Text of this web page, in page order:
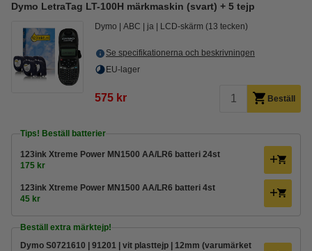
Dymo LetraTag LT-100H märkmaskin (svart) + 5 tejp
Dymo ABC ja LCD-skärm (13 tecken)
Se specifikationerna och beskrivningen
EU-lager
575 kr Beställ
Tips! Beställ batterier
123ink Xtreme Power MN1500 AA/LR6 batteri 24st
175 kr
123ink Xtreme Power MN1500 AA/LR6 batteri 4st
45 kr
Beställ extra märktejp!
Dymo S0721610 | 91201 | vit plasttejp | 12mm (varumärket